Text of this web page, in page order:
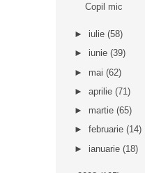
Copil mic
► iulie (58)
► iunie (39)
► mai (62)
► aprilie (71)
► martie (65)
► februarie (14)
► ianuarie (18)